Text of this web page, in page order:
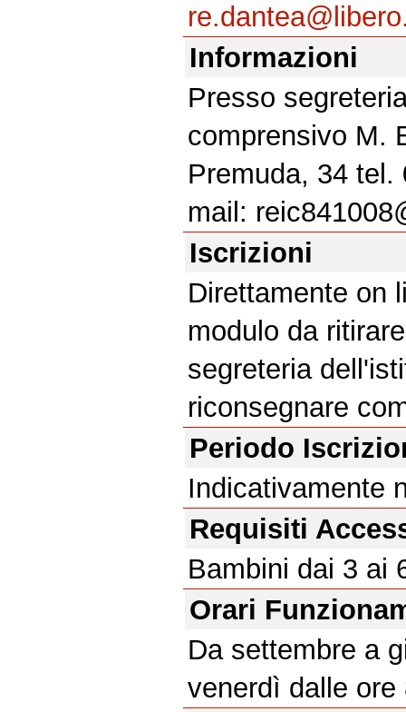
Informazioni
Presso
comprensivo M.
Premuda, 34 tel.
mail:
Iscrizioni
Direttamente on
modulo da
segreteria
riconsegnare
Periodo
Indicativamente
Requisiti
Bambini dai 3 ai
Orari
Da settembre a
venerdì dalle